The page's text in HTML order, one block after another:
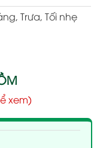
Trưa, Tối nhẹ
xem)